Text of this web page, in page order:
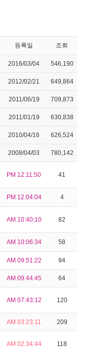
등록일 조회
2016/03/04 546,190
2012/02/21 649,864
2011/06/19 709,873
2011/01/19 630,838
2010/04/16 626,524
2008/04/03 780,142
PM 12:11:50 41
PM 12:04:04 4
AM 10:40:10 82
AM 10:06:34 58
AM 09:51:22 94
AM 09:44:45 64
AM 07:43:12 120
AM 03:23:11 209
AM 02:34:44 118